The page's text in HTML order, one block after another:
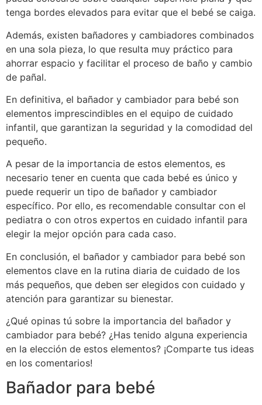
tenga bordes elevados para evitar que el bebé se caiga.
Además, existen bañadores y cambiadores combinados
en una sola pieza, lo que resulta muy práctico para
ahorrar espacio y facilitar el proceso de baño y cambio
de pañal.
En definitiva, el bañador y cambiador para bebé son
elementos imprescindibles en el equipo de cuidado
infantil, que garantizan la seguridad y la comodidad del
pequeño.
A pesar de la importancia de estos elementos, es
necesario tener en cuenta que cada bebé es único y
puede requerir un tipo de bañador y cambiador
específico. Por ello, es recomendable consultar con el
pediatra o con otros expertos en cuidado infantil para
elegir la mejor opción para cada caso.
En conclusión, el bañador y cambiador para bebé son
elementos clave en la rutina diaria de cuidado de los
más pequeños, que deben ser elegidos con cuidado y
atención para garantizar su bienestar.
¿Qué opinas tú sobre la importancia del bañador y
cambiador para bebé? ¿Has tenido alguna experiencia
en la elección de estos elementos? ¡Comparte tus ideas
en los comentarios!
Bañador para bebé